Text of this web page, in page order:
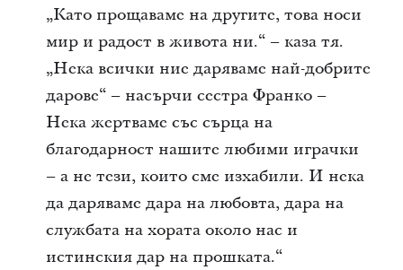
„Като прощаваме на другите, това носи
мир и радост в живота ни.“ – каза тя.
„Нека всички ние даряваме най-добрите
дарове“ – насърчи сестра Франко –
Нека жертваме със сърца на
благодарност нашите любими играчки
– а не тези, които сме изхабили. И нека
да даряваме дара на любовта, дара на
службата на хората около нас и
истинския дар на прошката.“